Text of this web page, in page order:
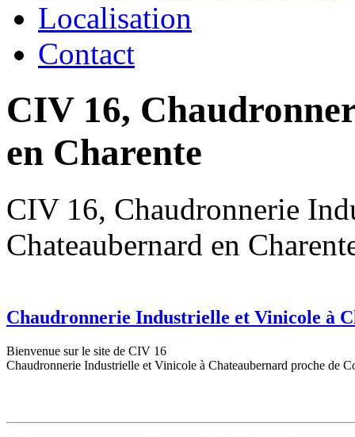
Localisation
Contact
CIV 16,
en Charente
CIV 16, Chaudronnerie
Chateaubernard en
Chaudronnerie Industrielle et Vinicole à
Bienvenue sur le site de CIV 16
Chaudronnerie Industrielle et Vinicole à Chateaubernard proche de